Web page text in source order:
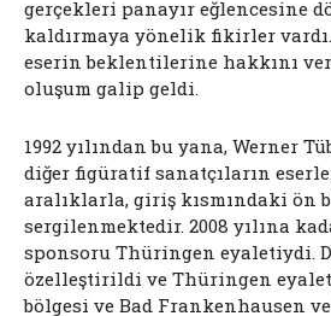
gerçekleri panayır eğlencesine
kaldırmaya yönelik fikirler
eserin beklentilerine hakkını
oluşum galip geldi.
1992 yılından bu yana, Werner
diğer figüratif sanatçıların
aralıklarla, giriş kısmındaki ön
sergilenmektedir. 2008 yılına
sponsoru Thüringen eyaletiydi.
özelleştirildi ve Thüringen
bölgesi ve Bad Frankenhausen